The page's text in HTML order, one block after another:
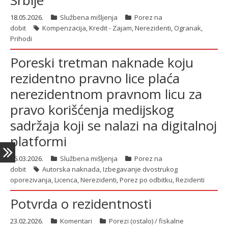
18.05.2026. Službena mišljenja
Porez na
dobit
Kompenzacija,Kredit - Zajam,Nerezidenti, Ogranak,
Prihodi
Poreski tretman naknade koju
rezidentno pravno lice plaća
nerezidentnom pravnom licu za
pravo korišćenja medijskog
sadržaja koji se nalazi na digitalnoj
platformi
16.03.2026. Službena mišljenja
Porez na
dobit
Autorska naknada,Izbegavanje dvostrukog
oporezivanja,Licenca,Nerezidenti,Porez po odbitku,Rezidenti
Potvrda o rezidentnosti
23.02.2026. Komentari
Porezi (ostalo) / fiskalne